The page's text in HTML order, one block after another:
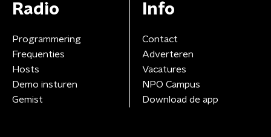
Radio
Programmering
Frequenties
Hosts
Demo insturen
Gemist
Info
Contact
Adverteren
Vacatures
NPO Campus
Download de app